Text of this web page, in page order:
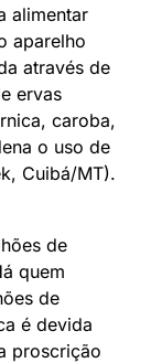
alimentar
aparelho
através de
ervas
caroba,
o uso de
Cuibá/MT).
de
quem
de
é devida
proscrição